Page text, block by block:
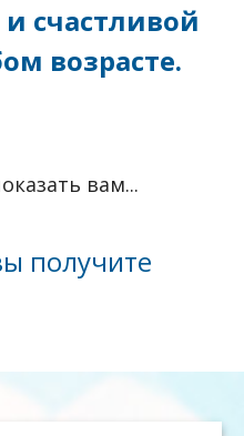
счастливой
возрасте.
вам...
получите